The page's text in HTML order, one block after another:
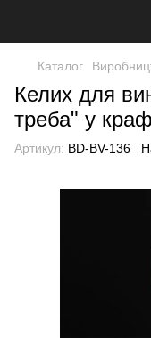
Каталог
Келих для
треба" у
Артикул: BD-BV-136